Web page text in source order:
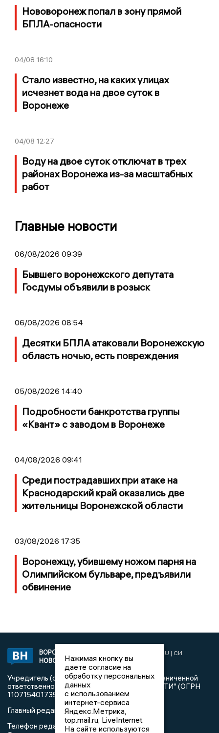
Нововоронеж попал в зону прямой
БПЛА-опасности
04/08 16:10
Стало известно, на каких улицах
исчезнет вода на двое суток в
Воронеже
04/08 12:27
Воду на двое суток отключат в трех
районах Воронежа из-за масштабных
работ
Главные новости
06/08/2026 09:39
Бывшего воронежского депутата
Госдумы объявили в розыск
06/08/2026 08:54
Десятки БПЛА атаковали Воронежскую
область ночью, есть повреждения
05/08/2026 14:40
Подробности банкротства группы
«Квант» с заводом в Воронеже
04/08/2026 09:41
Среди пострадавших при атаке на
Краснодарский край оказались две
жительницы Воронежской области
03/08/2026 17:35
Воронежцу, убившему ножом парня на
Олимпийском бульваре, предъявили
обвинение
ВОРОНЕЖСКИЕ
НОВОСТИ
2019 © VORONEZHNEWS.RU | СИ
«Воронежские новости»
Учредитель (соучредители): Общество с ограниченной
ответственностью "РЕГИОНАЛЬНЫЕ НОВОСТИ" (ОГРН
1107154017354)
Главный редактор: Пирогов А.А.
Телефон редакции: +7 (473) 262 77 92
Нажимая кнопку вы
даете согласие на
обработку персональных
данных
с использованием
интернет-сервиса
Яндекс.Метрика,
top.mail.ru, LiveInternet.
На сайте используются